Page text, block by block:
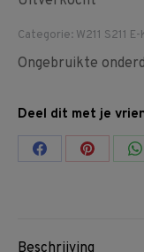
Categorie: W211 S211
Ongebruikte
Deel dit met je
Share Share
Beschrijving